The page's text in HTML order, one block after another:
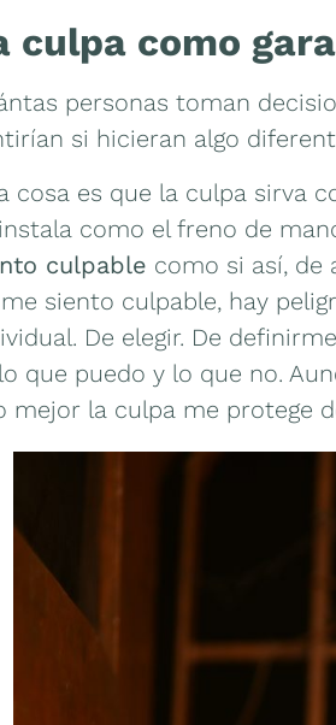
culpa como
personas toman
si hicieran algo
cosa es que la culpa sirva
como el freno de
culpable como si así, de
siento culpable, hay
De elegir. De
que puedo y lo que no.
mejor la culpa me protege